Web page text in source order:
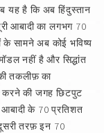
यह है कि अब हिंदुस्तान
आबादी का लगभग 70
सामने अब कोई भविष्य
नहीं है और सिद्धांत
तकलीफ़ का
करने की जगह छिटपुट
के 70 प्रतिशत
तरफ़ इन 70